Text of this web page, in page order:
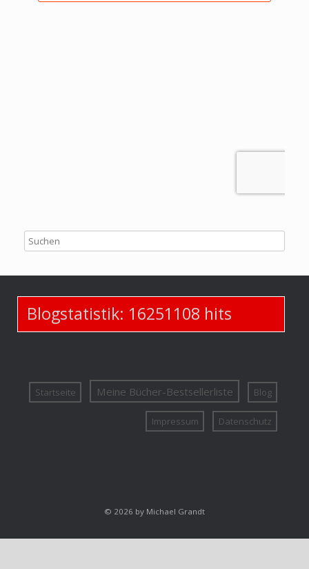
Blogstatistik: 16251108 hits
Startseite Meine Bücher-Bestsellerliste Blog
Impressum Datenschutz
© 2026 by Michael Grandt